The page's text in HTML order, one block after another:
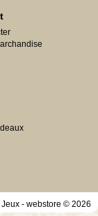
Jeux - webstore © 2026